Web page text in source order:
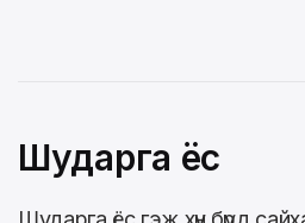
Шударга ёс